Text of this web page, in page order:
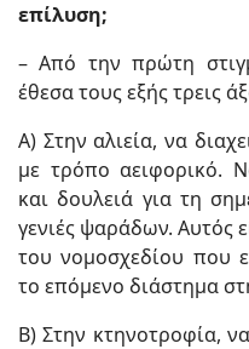
επίλυση;
– Από την πρώτη
έθεσα τους εξής τρεις
Α) Στην αλιεία, να
με τρόπο αειφορικό.
και δουλειά για τη
γενιές ψαράδων. Αυτός
του νομοσχεδίου που
το επόμενο διάστημα
Β) Στην κτηνοτροφία,